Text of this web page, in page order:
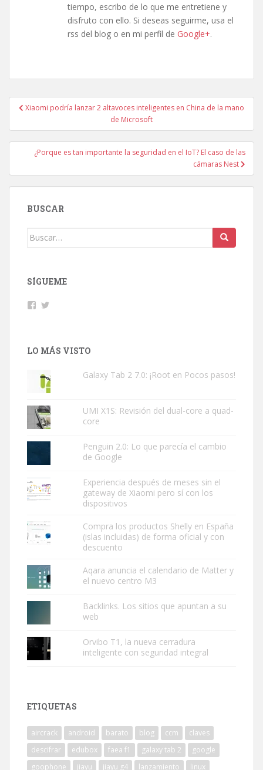
tiempo, escribo de lo que me entretiene y
disfruto con ello. Si deseas seguirme, usa el
rss del blog o en mi perfil de Google+.
Navegación
entradas
Xiaomi podría lanzar 2 altavoces inteligentes en China de la mano
de Microsoft
¿Porque es tan importante la seguridad en el IoT? El caso de las
cámaras Nest
BUSCAR
Buscar:
SÍGUEME
Facebook
LO MÁS VISTO
Galaxy Tab 2 7.0: ¡Root en Pocos pasos!
UMI X1S: Revisión del dual-core a quad-
core
Penguin 2.0: Lo que parecía el cambio
de Google
Experiencia después de meses sin el
gateway de Xiaomi pero sí con los
dispositivos
Compra los productos Shelly en España
(islas incluidas) de forma oficial y con
descuento
Aqara anuncia el calendario de Matter y
el nuevo centro M3
Backlinks. Los sitios que apuntan a su
web
Orvibo T1, la nueva cerradura
inteligente con seguridad integral
ETIQUETAS
aircrack android barato blog ccm
claves
descifrar
edubox faea f1 galaxy tab 2
google
goophone
jiayu jiayu g4 lanzamiento linux